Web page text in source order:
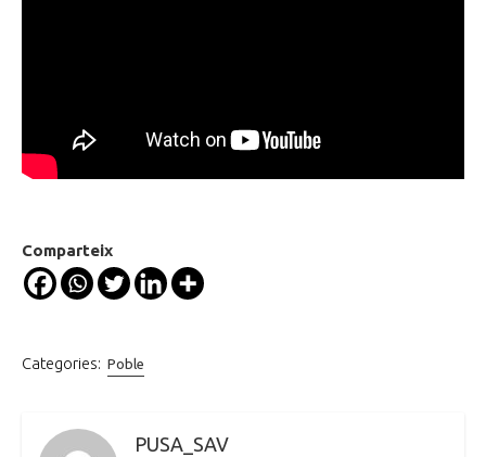
Comparteix
Categories: Poble
PUSA_SAV